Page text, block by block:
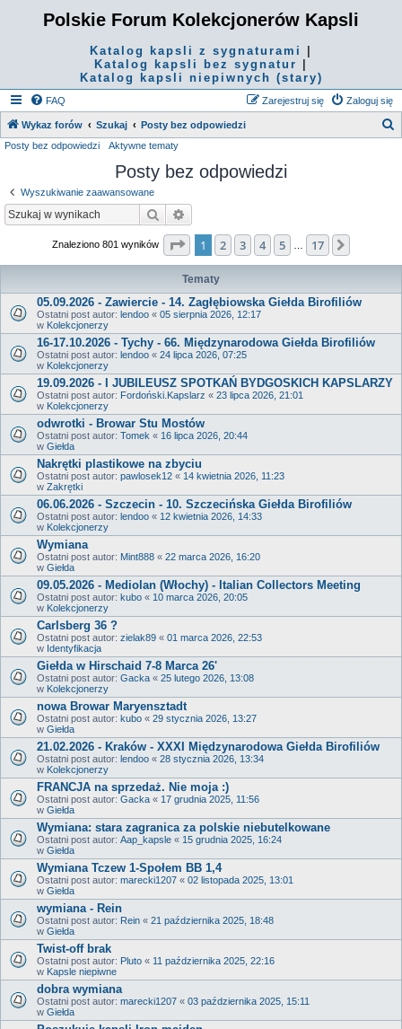
Polskie Forum Kolekcjonerów Kapsli
Katalog kapsli z sygnaturami
Katalog kapsli bez sygnatur
Katalog kapsli niepiwnych (stary)
FAQ Zaloguj się
Zarejestruj się
Wykaz forów Szukaj Posty bez odpowiedzi
Posty bez odpowiedzi Aktywne tematy
Posty bez odpowiedzi
Wyszukiwanie zaawansowane
Szukaj
Znaleziono 801 wyników Strona z17
1 2 3 4 5 17
Tematy
05.09.2026 - Zawiercie - 14. Zagłębiowska Giełda Birofiliów
Ostatni post autor: lendoo « 05 sierpnia 2026, 12:17
w Kolekcjonerzy
16-17.10.2026 - Tychy - 66. Międzynarodowa Giełda Birofiliów
Ostatni post autor: lendoo « 24 lipca 2026, 07:25
w Kolekcjonerzy
19.09.2026 - I JUBILEUSZ SPOTKAŃ BYDGOSKICH KAPSLARZY
Ostatni post autor: Fordoński.Kapslarz « 23 lipca 2026, 21:01
w Kolekcjonerzy
odwrotki - Browar Stu Mostów
Ostatni post autor: Tomek « 16 lipca 2026, 20:44
w Giełda
Nakrętki plastikowe na zbyciu
Ostatni post autor: pawlosek12 « 14 kwietnia 2026, 11:23
w Zakrętki
06.06.2026 - Szczecin - 10. Szczecińska Giełda Birofiliów
Ostatni post autor: lendoo « 12 kwietnia 2026, 14:33
w Kolekcjonerzy
Wymiana
Ostatni post autor: Mint888 « 22 marca 2026, 16:20
w Giełda
09.05.2026 - Mediolan (Włochy) - Italian Collectors Meeting
Ostatni post autor: kubo « 10 marca 2026, 20:05
w Kolekcjonerzy
Carlsberg 36 ?
Ostatni post autor: zielak89 « 01 marca 2026, 22:53
w Identyfikacja
Giełda w Hirschaid 7-8 Marca 26'
Ostatni post autor: Gacka « 25 lutego 2026, 13:08
w Kolekcjonerzy
nowa Browar Maryensztadt
Ostatni post autor: kubo « 29 stycznia 2026, 13:27
w Giełda
21.02.2026 - Kraków - XXXI Międzynarodowa Giełda Birofiliów
Ostatni post autor: lendoo « 28 stycznia 2026, 13:34
w Kolekcjonerzy
FRANCJA na sprzedaż. Nie moja :)
Ostatni post autor: Gacka « 17 grudnia 2025, 11:56
w Giełda
Wymiana: stara zagranica za polskie niebutelkowane
Ostatni post autor: Aap_kapsle « 15 grudnia 2025, 16:24
w Giełda
Wymiana Tczew 1-Społem BB 1,4
Ostatni post autor: marecki1207 « 02 listopada 2025, 13:01
w Giełda
wymiana - Rein
Ostatni post autor: Rein « 21 października 2025, 18:48
w Giełda
Twist-off brak
Ostatni post autor: Pluto « 11 października 2025, 22:16
w Kapsle niepiwne
dobra wymiana
Ostatni post autor: marecki1207 « 03 października 2025, 15:11
w Giełda